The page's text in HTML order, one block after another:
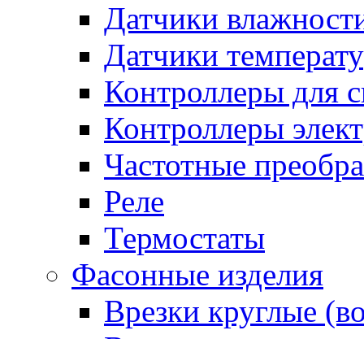
Датчики
Датчики
Контроллеры для
Контроллеры
Частотные
Реле
Термостаты
Фасонные изделия
Врезки круглые